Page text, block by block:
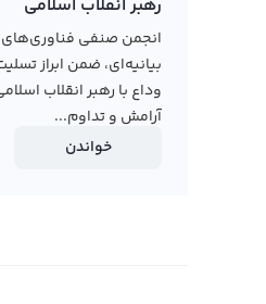
رهبر انقلاب اسلامی
انجمن صنفی فناوری‌های
بیانیه‌ای، ضمن ابراز
وداع با رهبر انقلاب
آرامش و تداوم...
خواندن